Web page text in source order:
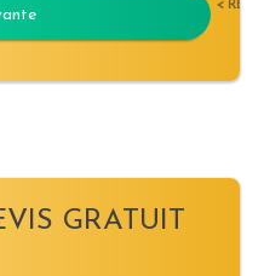
<
GRATUIT